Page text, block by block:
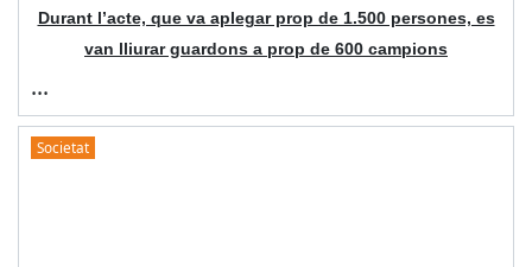
Durant l’acte, que va aplegar prop de 1.500 persones, es
van lliurar guardons a prop de 600 campions
...
Societat